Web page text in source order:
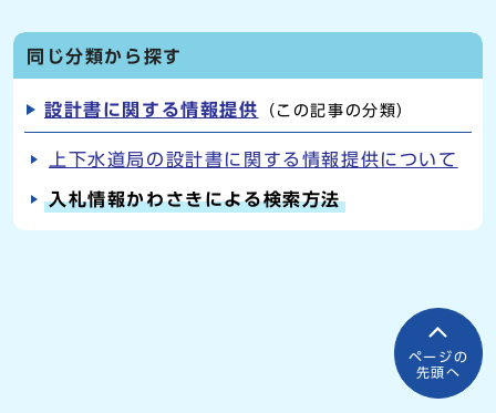
同じ分類から探す
設計書に関する情報提供 （この記事の分類）
上下水道局の設計書に関する情報提供について
入札情報かわさきによる検索方法
ページの
先頭へ